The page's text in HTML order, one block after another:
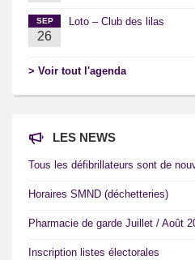
SEP
26
Loto – Club des lilas
> Voir tout l'agenda
LES NEWS
Tous les défibrillateurs sont de
Horaires SMND (déchetteries)
Pharmacie de garde Juillet / Août
Inscription listes électorales